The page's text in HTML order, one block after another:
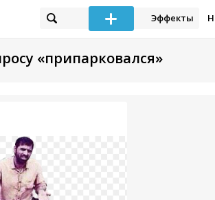
Эффекты
«припарковался»